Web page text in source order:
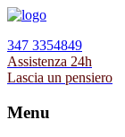
347 3354849
Assistenza 24h
Lascia un pensiero
Menu